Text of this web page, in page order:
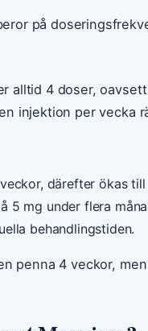
på
alltid 4 doser,
injektion per vecka
därefter ökas
5 mg under flera
behandlingstiden.
penna 4 veckor,